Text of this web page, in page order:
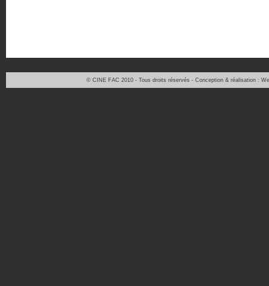
© CINE FAC 2010 - Tous droits réservés - Conception & réalisation :